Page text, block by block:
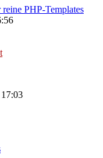
PHP-Templates